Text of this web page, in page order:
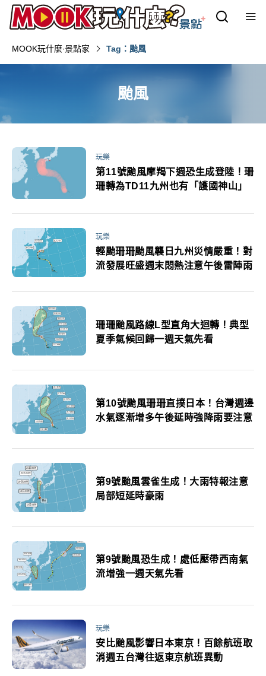
MOOK玩什麼‧景點家 Tag：颱風
颱風
玩樂
第11號颱風摩羯下週恐生成登陸！珊
珊轉為TD11九州也有「護國神山」
玩樂
輕颱珊珊颱風襲日九州災情嚴重！對
流發展旺盛週末悶熱注意午後雷陣雨
珊珊颱風路線L型直角大迴轉！典型
夏季氣候回歸一週天氣先看
第10號颱風珊珊直撲日本！台灣週邊
水氣逐漸增多午後延時強降雨要注意
第9號颱風雲雀生成！大雨特報注意
局部短延時豪雨
第9號颱風恐生成！處低壓帶西南氣
流增強一週天氣先看
玩樂
安比颱風影響日本東京！百餘航班取
消週五台灣往返東京航班異動